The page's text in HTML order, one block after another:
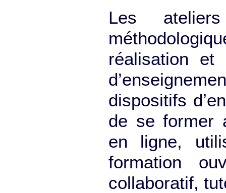
Les
réalisation et
dispositifs
de se former
en ligne,
formation
collaboratif,